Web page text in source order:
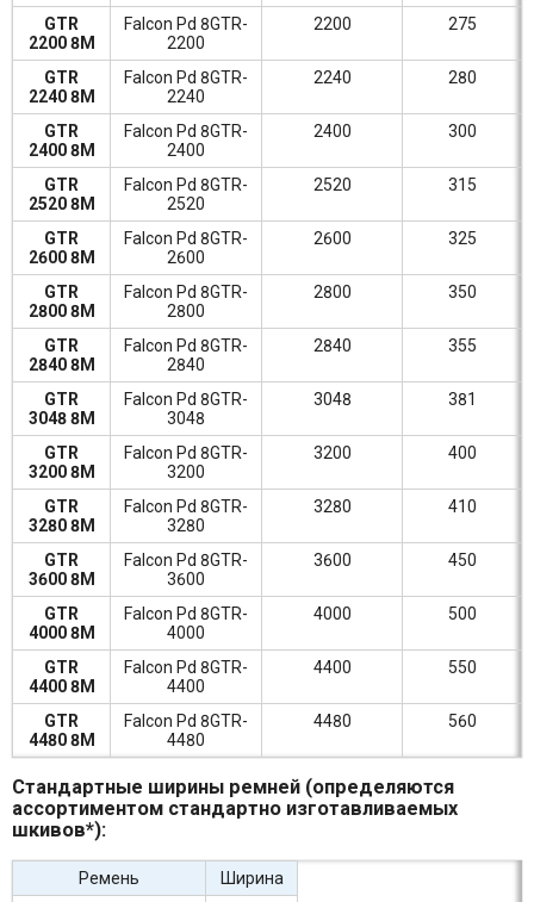
GTR
2200 8M
Falcon Pd 8GTR-
2200
2200 275
GTR
2240 8M
Falcon Pd 8GTR-
2240
2240 280
GTR
2400 8M
Falcon Pd 8GTR-
2400
2400 300
GTR
2520 8M
Falcon Pd 8GTR-
2520
2520 315
GTR
2600 8M
Falcon Pd 8GTR-
2600
2600 325
GTR
2800 8M
Falcon Pd 8GTR-
2800
2800 350
GTR
2840 8M
Falcon Pd 8GTR-
2840
2840 355
GTR
3048 8M
Falcon Pd 8GTR-
3048
3048 381
GTR
3200 8M
Falcon Pd 8GTR-
3200
3200 400
GTR
3280 8M
Falcon Pd 8GTR-
3280
3280 410
GTR
3600 8M
Falcon Pd 8GTR-
3600
3600 450
GTR
4000 8M
Falcon Pd 8GTR-
4000
4000 500
GTR
4400 8M
Falcon Pd 8GTR-
4400
4400 550
GTR
4480 8M
Falcon Pd 8GTR-
4480
4480 560
Стандартные ширины ремней (определяются
ассортиментом стандартно изготавливаемых
шкивов*):
Ремень Ширина